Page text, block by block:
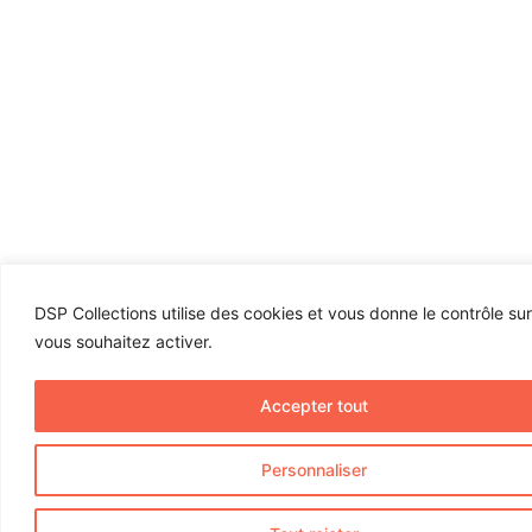
DSP Collections utilise des cookies et vous donne le contrôle
vous souhaitez activer.
Personnaliser
Accepter tout